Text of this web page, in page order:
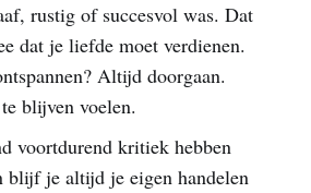
rustig of succesvol was. Dat
dat je liefde moet verdienen.
Altijd doorgaan.
blijven voelen.
voortdurend kritiek hebben
blijf je altijd je eigen handelen